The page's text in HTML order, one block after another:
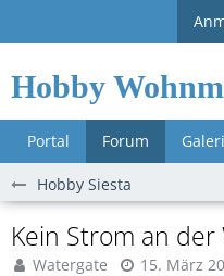
Hobby
Portal Forum
Hobby Siesta
Kein Strom an
Watergate 15. März